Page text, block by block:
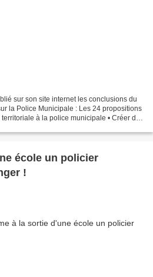
sur son site internet les conclusions du
la Police Municipale : Les 24 propositions
à la police municipale • Créer des
école un policier
!